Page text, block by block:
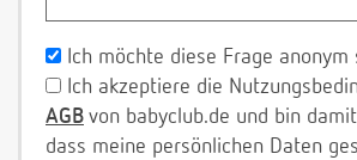
Ich möchte diese Frage anonym
Ich akzeptiere die
AGB von babyclub.de und bin
dass meine persönlichen Daten